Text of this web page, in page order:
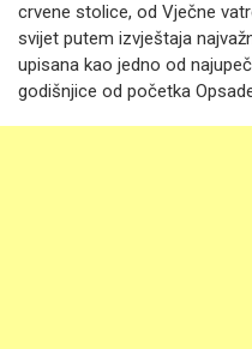
crvene stolice, od Vječne
svijet putem izvještaja
upisana kao jedno od
godišnjice od početka